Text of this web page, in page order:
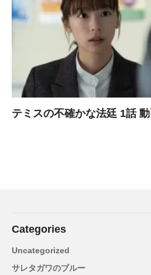
テミスの不確かな法廷 1話
Categories
Uncategorized
サレタガワのブルー